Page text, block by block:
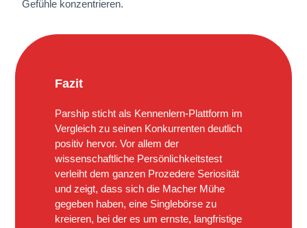
Gefühle konzentrieren.
Fazit
Parship sticht als Kennenlern-Plattform im
Vergleich zu seinen Konkurrenten deutlich
positiv hervor. Vor allem der
wissenschaftliche Persönlichkeitstest
verleiht dem ganzen Prozedere Seriosität
und zeigt, dass sich die Macher Mühe
gegeben haben, eine Singlebörse zu
kreieren, bei der es um ernste, langfristige